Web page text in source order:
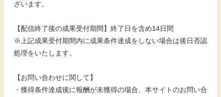
ざいます。
【配信終了後の成果受付期間】終了日を含め14日間
※上記成果受付期間内に成果条件達成をしない場合は後日否認
処理をいたします。
【お問い合わせに関して】
・獲得条件達成後に報酬が未獲得の場合、本サイトのお問い合